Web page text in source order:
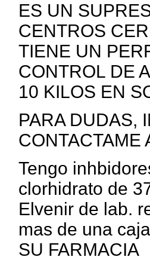
ES UN
CENTROS
TIENE UN
CONTROL DE
10 KILOS EN
PARA DUDAS,
CONTACTAME
Tengo
clorhidrato de
Elvenir de lab.
mas de una
SU FARMACIA